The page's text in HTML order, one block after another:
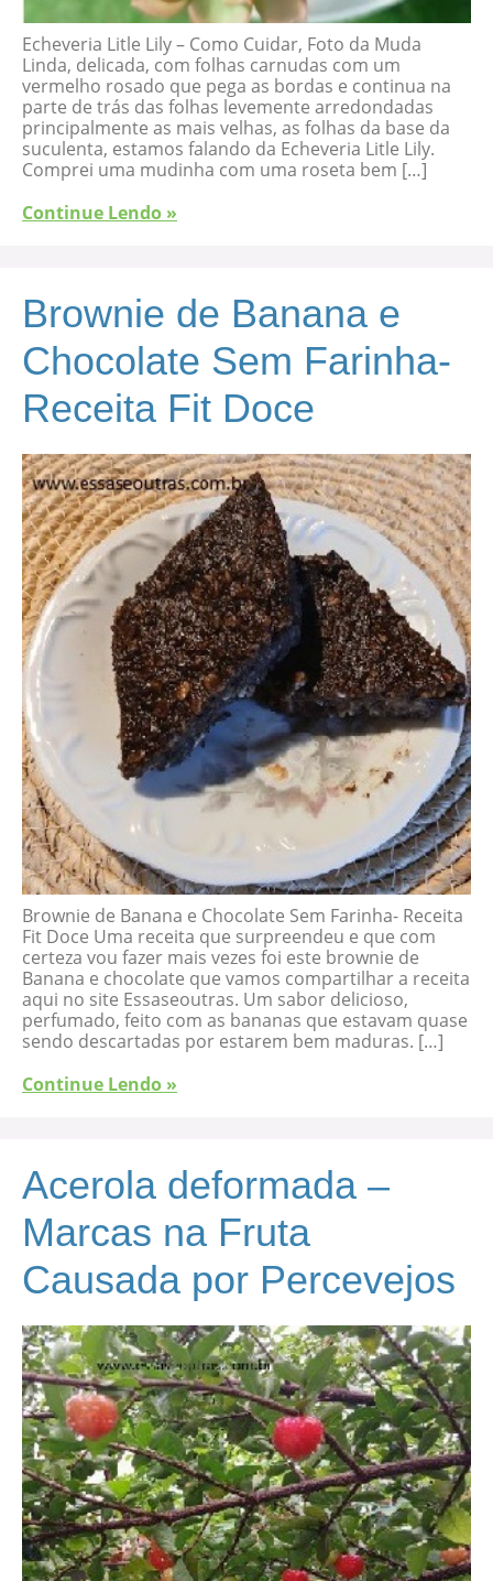
Echeveria Litle Lily – Como Cuidar, Foto da Muda
Linda, delicada, com folhas carnudas com um
vermelho rosado que pega as bordas e continua na
parte de trás das folhas levemente arredondadas
principalmente as mais velhas, as folhas da base da
suculenta, estamos falando da Echeveria Litle Lily.
Comprei uma mudinha com uma roseta bem […]
Continue Lendo »
Brownie de Banana e
Chocolate Sem Farinha-
Receita Fit Doce
Brownie de Banana e Chocolate Sem Farinha- Receita
Fit Doce Uma receita que surpreendeu e que com
certeza vou fazer mais vezes foi este brownie de
Banana e chocolate que vamos compartilhar a receita
aqui no site Essaseoutras. Um sabor delicioso,
perfumado, feito com as bananas que estavam quase
sendo descartadas por estarem bem maduras. […]
Continue Lendo »
Acerola deformada –
Marcas na Fruta
Causada por Percevejos